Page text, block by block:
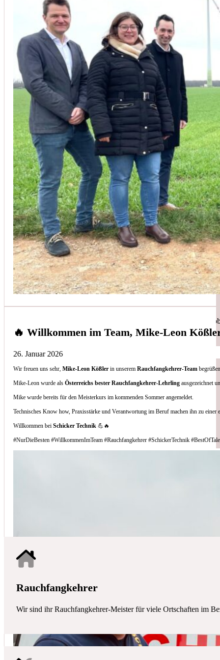
🔥 Willkommen im Team, Mike-Leon
26. Januar 2026
Wir freuen uns sehr,Mike-Leon Kößler in unseremRauchfangkehrer-Team
Mike-Leon wurde alsÖsterreichs bester Rauchfangkehrer-Lehrling ausgezeichnet
Mike wurde bereits für den Meisterkurs im kommenden Sommer angemeldet.
Technisches Know how, Praxisstärke und Verantwortung im Beruf machen ihn zu
Willkommen beiSchicker Technik 💪🔥
#NurDieBesten #WillkommenImTeam #Rauchfangkehrer #SchickerTechnik
Unsere Kunden vertrauen auf unsere langjährige Erfahrung und
Christoph Windisch
aus unseren Google-Bewertungen
Vom Anbot bis zur Fertigstellung alles rasch und
(Umbau) wurde besprochen und problemlos gelöst.
Johanna Koe
aus unseren Google-Bewertungen
Sehr freundlich! Hat alles super geklappt!
Simon Bilek
Anruf, 3 Stunden später war jemand Vorort, Problem
Thomas Gornix
aus unseren Google-Bewertungen
Nettes Team, und kompetente Beratung.
Rauchfangkehrer
Wir sind ihr Rauchfangkehrer-Meister für viele Ortschaften im